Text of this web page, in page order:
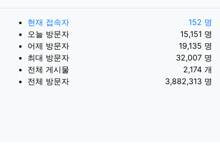
현재 접속자
152 명
오늘 방문자
15,151 명
어제 방문자
19,135 명
최대 방문자
32,007 명
전체 게시물
2,174 개
전체 방문자
3,882,313 명